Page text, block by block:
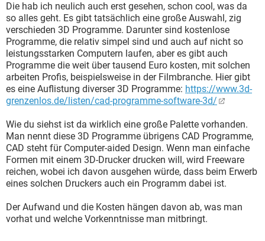
Die hab ich neulich auch erst gesehen, schon cool, was da
so alles geht. Es gibt tatsächlich eine große Auswahl, zig
verschieden 3D Programme. Darunter sind kostenlose
Programme, die relativ simpel sind und auch auf nicht so
leistungsstarken Computern laufen, aber es gibt auch
Programme die weit über tausend Euro kosten, mit solchen
arbeiten Profis, beispielsweise in der Filmbranche. Hier gibt
es eine Auflistung diverser 3D Programme: https://www.3d-
grenzenlos.de/listen/cad-programme-software-3d/
Wie du siehst ist da wirklich eine große Palette vorhanden.
Man nennt diese 3D Programme übrigens CAD Programme,
CAD steht für Computer-aided Design. Wenn man einfache
Formen mit einem 3D-Drucker drucken will, wird Freeware
reichen, wobei ich davon ausgehen würde, dass beim Erwerb
eines solchen Druckers auch ein Programm dabei ist.
Der Aufwand und die Kosten hängen davon ab, was man
vorhat und welche Vorkenntnisse man mitbringt.